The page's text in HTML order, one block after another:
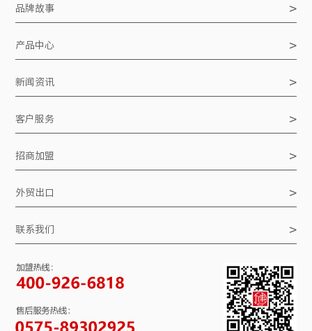
品牌故事 >
产品中心 >
新闻资讯 >
客户服务 >
招商加盟 >
外贸出口 >
联系我们 >